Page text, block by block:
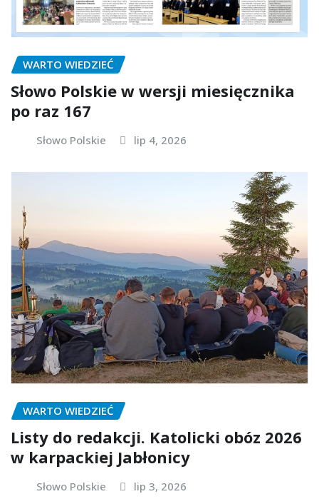
WARTO WIEDZIEĆ
Słowo Polskie w wersji miesięcznika
po raz 167
Słowo Polskie lip 4, 2026
WARTO WIEDZIEĆ
Listy do redakcji. Katolicki obóz 2026
w karpackiej Jabłonicy
Słowo Polskie lip 3, 2026